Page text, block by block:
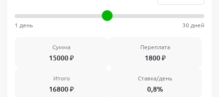
1 день 30 дней
Сумма
15000₽
Переплата
1800₽
Итого
16800₽
Ставка/день
0,8%